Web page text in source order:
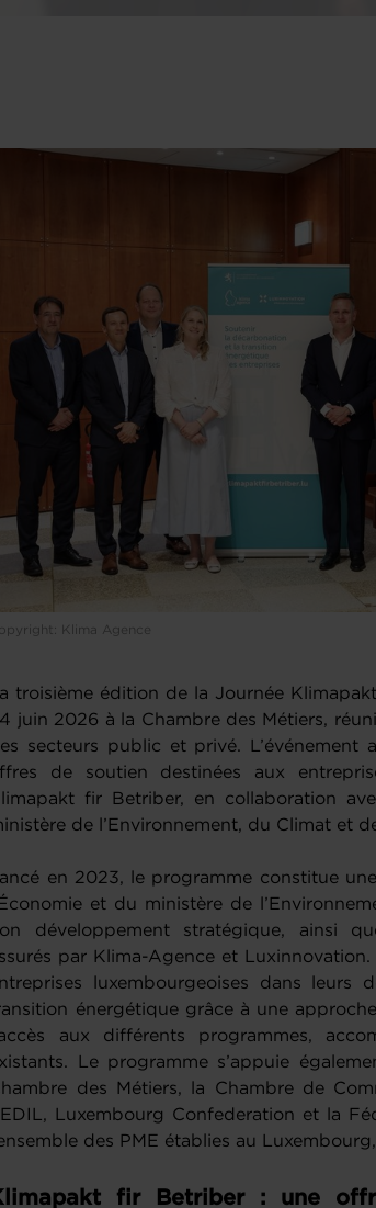
Klima Agence
troisième édition de la Journée
juin 2026 à la Chambre des Métiers,
secteurs public et privé. L’événement
de soutien destinées aux
fir Betriber, en collaboration
de l’Environnement, du Climat et
en 2023, le programme constitue
et du ministère de
développement stratégique, ainsi
par Klima-Agence et
luxembourgeoises dans leurs
énergétique grâce à une
aux différents programmes,
Le programme s’appuie
des Métiers, la Chambre de
Luxembourg Confederation et la
des PME établies au
fir Betriber : une